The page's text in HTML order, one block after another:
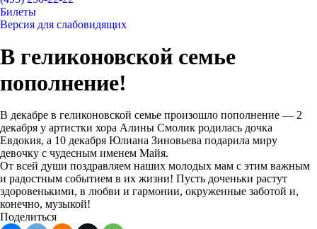
Билеты
Версия для слабовидящих
В геликоновской семье
пополнение!
В декабре в геликоновской семье произошло пополнение — 2
декабря у артистки хора Алины Смолик родилась дочка
Евдокия, а 10 декабря Юлиана Зиновьева подарила миру
девочку с чудесным именем Майя.
От всей души поздравляем наших молодых мам с этим важным
и радостным событием в их жизни! Пусть доченьки растут
здоровенькими, в любви и гармонии, окруженные заботой и,
конечно, музыкой!
Поделиться